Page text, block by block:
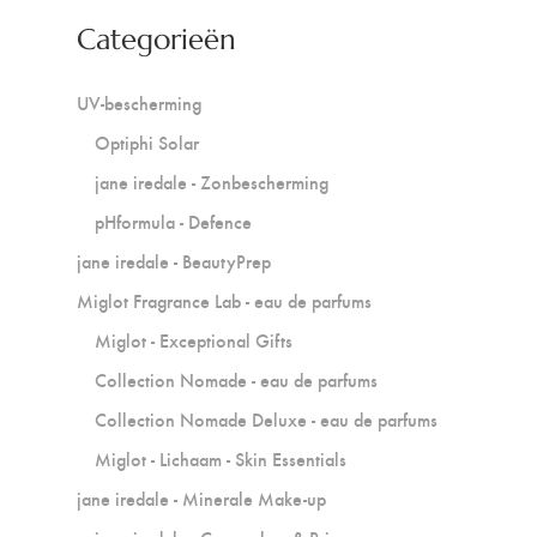
Categorieën
UV-bescherming
Optiphi Solar
jane iredale - Zonbescherming
pHformula - Defence
jane iredale - BeautyPrep
Miglot Fragrance Lab - eau de parfums
Miglot - Exceptional Gifts
Collection Nomade - eau de parfums
Collection Nomade Deluxe - eau de parfums
Miglot - Lichaam - Skin Essentials
jane iredale - Minerale Make-up